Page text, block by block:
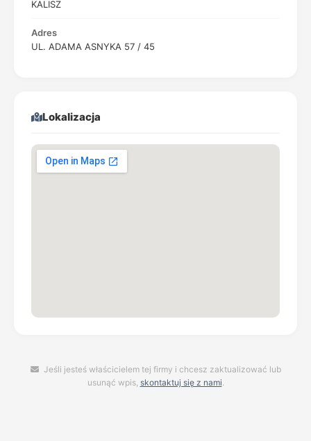
KALISZ
Adres
UL. ADAMA ASNYKA 57 / 45
Lokalizacja
Jeśli jesteś właścicielem tej firmy i chcesz zaktualizować lub
usunąć wpis, skontaktuj się z nami.